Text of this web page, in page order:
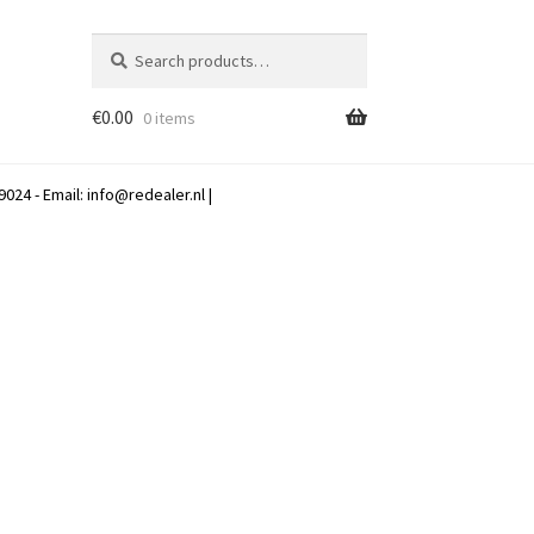
for:
€0.00 0 items
- Email: info@redealer.nl|